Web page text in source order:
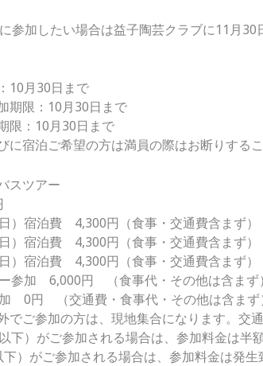
参加したい場合は益子陶芸クラブに11月
10月30日まで
期限：10月30日まで
限：10月30日まで
に宿泊ご希望の方は満員の際はお断りする
スツアー
）宿泊費 4,300円（食事・交通費含まず）
）宿泊費 4,300円（食事・交通費含まず）
）宿泊費 4,300円（食事・交通費含まず）
ー参加 6,000円 （食事代・その他は含まず）
加 0円 （交通費・食事代・その他は含まず
ご参加の方は、現地集合になります。交
下）がご参加される場合は、参加料金は半額
）がご参加される場合は、参加料金は発生